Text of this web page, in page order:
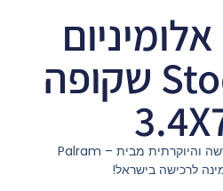
Stockholm שקופה
פרגולת הפרימיום החדשה והיוקרתית מבית Palram –